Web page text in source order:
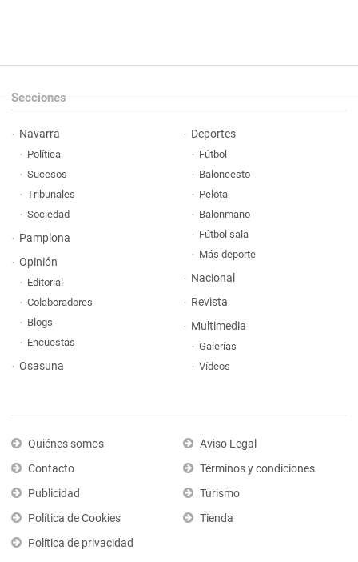
Secciones
Navarra
Política
Sucesos
Tribunales
Sociedad
Pamplona
Opinión
Editorial
Colaboradores
Blogs
Encuestas
Osasuna
Deportes
Fútbol
Baloncesto
Pelota
Balonmano
Fútbol sala
Más deporte
Nacional
Revista
Multimedia
Galerías
Vídeos
Quiénes somos
Contacto
Publicidad
Política de Cookies
Política de privacidad
Aviso Legal
Términos y condiciones
Turismo
Tienda